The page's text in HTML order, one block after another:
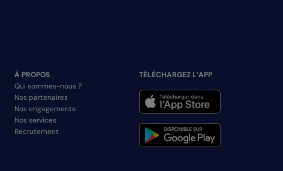
À PROPOS
Qui sommes-nous ?
Nos partenaires
Nos engagements
Nos services
Recrutement
TÉLÉCHARGEZ L’APP